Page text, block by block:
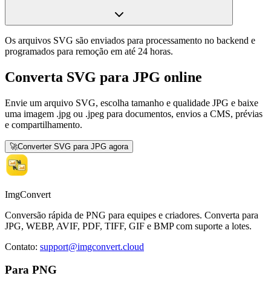
Os arquivos SVG são enviados para processamento no backend e
programados para remoção em até 24 horas.
Converta SVG para JPG online
Envie um arquivo SVG, escolha tamanho e qualidade JPG e baixe
uma imagem .jpg ou .jpeg para documentos, envios a CMS, prévias
e compartilhamento.
🚀Converter SVG para JPG agora
ImgConvert
Conversão rápida de PNG para equipes e criadores. Converta para
JPG, WEBP, AVIF, PDF, TIFF, GIF e BMP com suporte a lotes.
Contato: support@imgconvert.cloud
Para PNG